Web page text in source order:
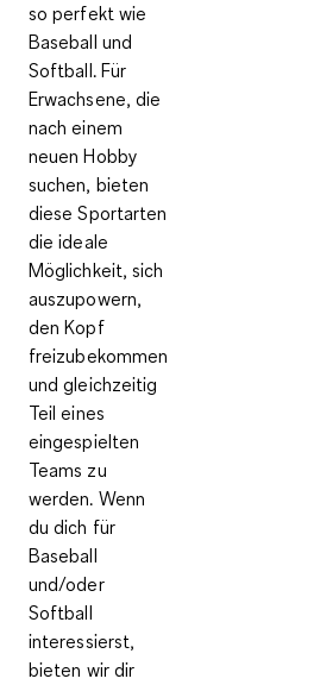
so perfekt wie
Baseball und
Softball. Für
Erwachsene, die
nach einem
neuen Hobby
suchen, bieten
diese Sportarten
die ideale
Möglichkeit, sich
auszupowern,
den Kopf
freizubekommen
und gleichzeitig
Teil eines
eingespielten
Teams zu
werden. Wenn
du dich für
Baseball
und/oder
Softball
interessierst,
bieten wir dir